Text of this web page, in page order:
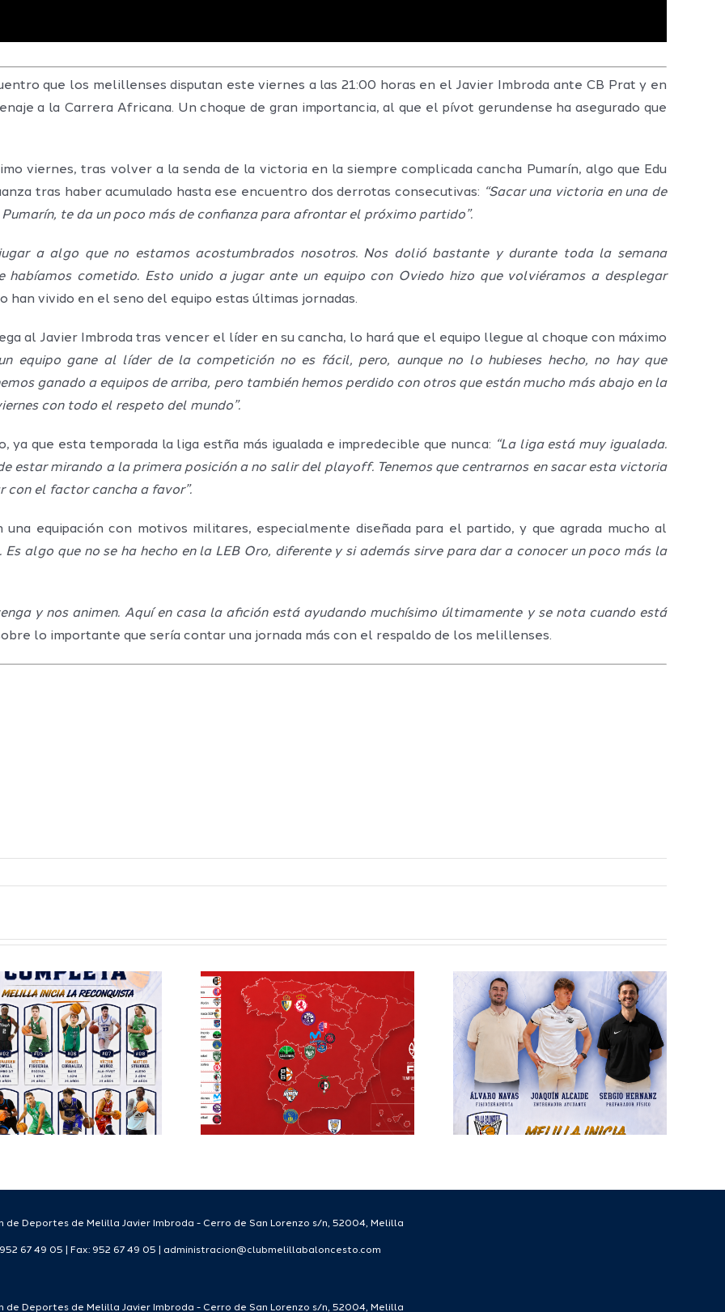
que los melillenses disputan este viernes a las 21:00 horas en el Javier Imbroda ante CB Prat y en
a la Carrera Africana. Un choque de gran importancia, al que el pívot gerundense ha asegurado que
viernes, tras volver a la senda de la victoria en la siempre complicada cancha Pumarín, algo que Edu
tras haber acumulado hasta ese encuentro dos derrotas consecutivas: “Sacar una victoria en una de
te da un poco más de confianza para afrontar el próximo partido”.
a algo que no estamos acostumbrados nosotros. Nos dolió bastante y durante toda la semana
habíamos cometido. Esto unido a jugar ante un equipo con Oviedo hizo que volviéramos a desplegar
han vivido en el seno del equipo estas últimas jornadas.
al Javier Imbroda tras vencer el líder en su cancha, lo hará que el equipo llegue al choque con máximo
un equipo gane al líder de la competición no es fácil, pero, aunque no lo hubieses hecho, no hay que
ganado a equipos de arriba, pero también hemos perdido con otros que están mucho más abajo en la
con todo el respeto del mundo”.
que esta temporada la liga estña más igualada e impredecible que nunca: “La liga está muy igualada.
estar mirando a la primera posición a no salir del playoff. Tenemos que centrarnos en sacar esta victoria
con el factor cancha a favor”.
equipación con motivos militares, especialmente diseñada para el partido, y que agrada mucho al
Es algo que no se ha hecho en la LEB Oro, diferente y si además sirve para dar a conocer un poco más la
y nos animen. Aquí en casa la afición está ayudando muchísimo últimamente y se nota cuando está
lo importante que sería contar una jornada más con el respaldo de los melillenses.
Definidos el
grupo de
Segunda FEB y
la Copa España
FEB para el
Melilla Ciudad
del Deporte
Baloncesto
configura el
Staff Técnico
para la
temporada
de Deportes de Melilla Javier Imbroda - Cerro de San Lorenzo s/n, 52004, Melilla
67 49 05 | Fax: 952 67 49 05 | administracion@clubmelillabaloncesto.com
de Deportes de Melilla Javier Imbroda - Cerro de San Lorenzo s/n, 52004, Melilla